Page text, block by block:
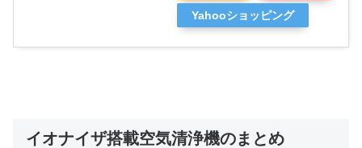
Yahooショッピング
イオナイザ搭載空気清浄機のまとめ